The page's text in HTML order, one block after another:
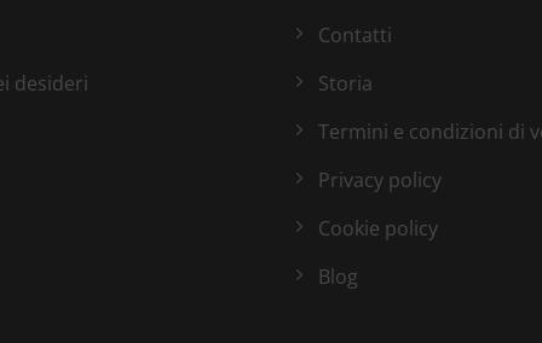
desideri
Contatti
Storia
Termini e condizioni di
Privacy policy
Cookie policy
Blog